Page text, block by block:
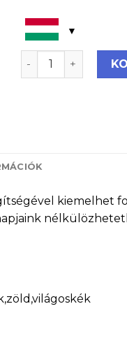
Téglalap
kiemelhet